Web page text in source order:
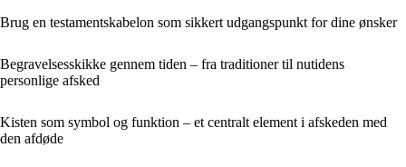
Brug en testamentskabelon som sikkert udgangspunkt for dine ønsker
Begravelsesskikke gennem tiden – fra traditioner til nutidens
personlige afsked
Kisten som symbol og funktion – et centralt element i afskeden med
den afdøde